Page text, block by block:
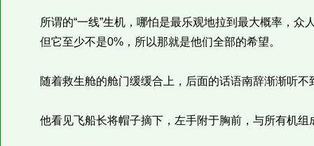
所谓的“一线”生机，哪怕是最乐观地拉到最大概率，众
但它至少不是0%，所以那就是他们全部的希望。
随着救生舱的舱门缓缓合上，后面的话语南辞渐渐听不
他看见飞船长将帽子摘下，左手附于胸前，与所有机组